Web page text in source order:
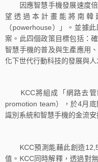
因應智慧手機發展速度倍
望透過本計畫能將南韓
（powerhouse）」。並據
案。此四個政策目標包括：
智慧手機的普及與生產應用
化下世代行動科技的發展與人
KCC將組成「網路去管
promotion team），於4月
識別系統和智慧手機的金流
KCC預測能藉此創造
值。KCC同時解釋，透過對